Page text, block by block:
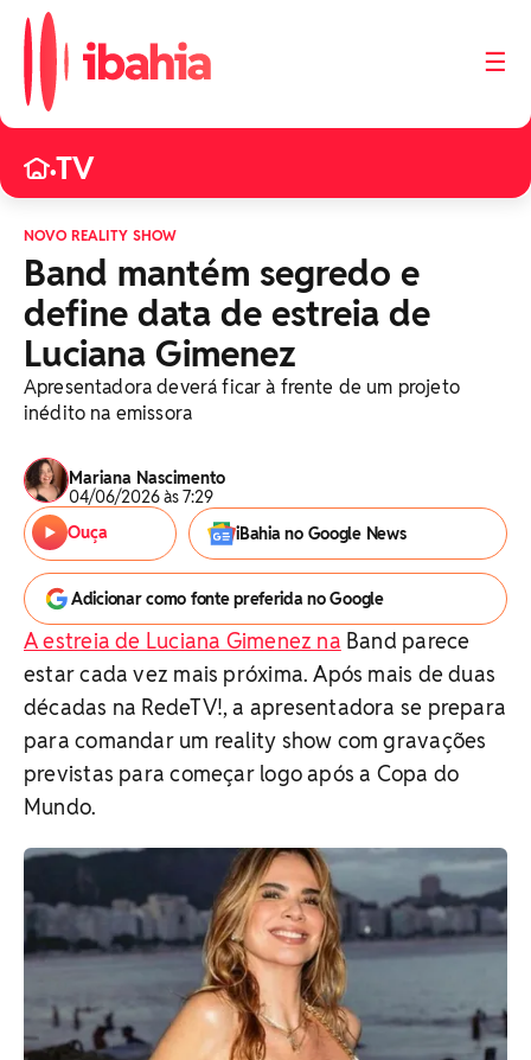
☰
•TV
NOVO REALITY SHOW
Band mantém segredo e
define data de estreia de
Luciana Gimenez
Apresentadora deverá ficar à frente de um projeto
inédito na emissora
Mariana Nascimento
04/06/2026 às 7:29
Ouça
iBahia no Google News
Adicionar como fonte preferida no Google
A estreia de Luciana Gimenez na Band parece
estar cada vez mais próxima. Após mais de duas
décadas na RedeTV!, a apresentadora se prepara
para comandar um reality show com gravações
previstas para começar logo após a Copa do
Mundo.